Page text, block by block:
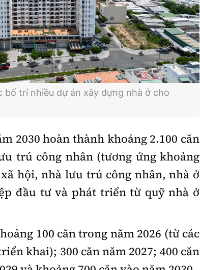
bố trí nhiều dự án xây dựng nhà ở cho
2030 hoàn thành khoảng 2.100 căn
trú công nhân (tương ứng khoảng
hội, nhà lưu trú công nhân, nhà ở
đầu tư và phát triển từ quỹ nhà ở
100 căn trong năm 2026 (từ các
khai); 300 căn năm 2027; 400 căn